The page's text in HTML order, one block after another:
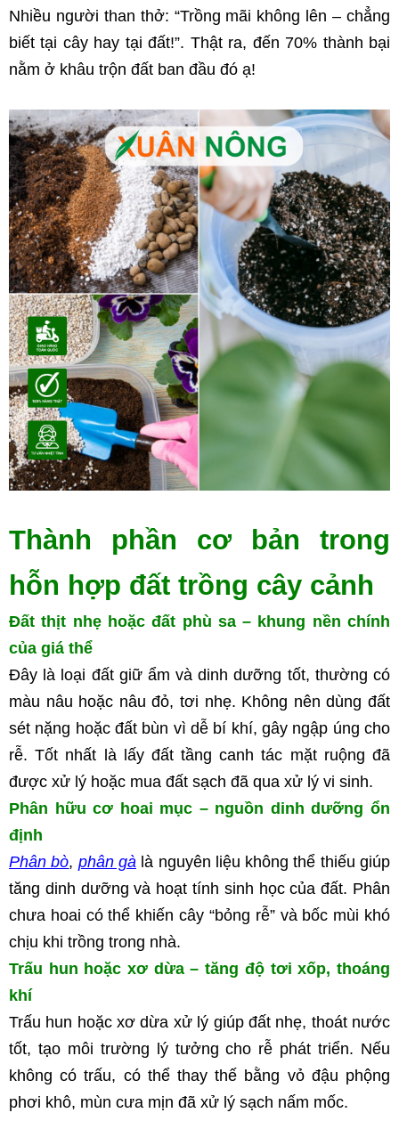
Nhiều người than thở: “Trồng mãi không lên – chẳng
biết tại cây hay tại đất!”. Thật ra, đến 70% thành bại
nằm ở khâu trộn đất ban đầu đó ạ!
Thành phần cơ bản trong
hỗn hợp đất trồng cây cảnh
Đất thịt nhẹ hoặc đất phù sa – khung nền chính
của giá thể
Đây là loại đất giữ ẩm và dinh dưỡng tốt, thường có
màu nâu hoặc nâu đỏ, tơi nhẹ. Không nên dùng đất
sét nặng hoặc đất bùn vì dễ bí khí, gây ngập úng cho
rễ. Tốt nhất là lấy đất tầng canh tác mặt ruộng đã
được xử lý hoặc mua đất sạch đã qua xử lý vi sinh.
Phân hữu cơ hoai mục – nguồn dinh dưỡng ổn
định
Phân bò, phân gà là nguyên liệu không thể thiếu giúp
tăng dinh dưỡng và hoạt tính sinh học của đất. Phân
chưa hoai có thể khiến cây “bỏng rễ” và bốc mùi khó
chịu khi trồng trong nhà.
Trấu hun hoặc xơ dừa – tăng độ tơi xốp, thoáng
khí
Trấu hun hoặc xơ dừa xử lý giúp đất nhẹ, thoát nước
tốt, tạo môi trường lý tưởng cho rễ phát triển. Nếu
không có trấu, có thể thay thế bằng vỏ đậu phộng
phơi khô, mùn cưa mịn đã xử lý sạch nấm mốc.